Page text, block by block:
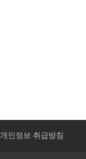
개인정보 취급방침